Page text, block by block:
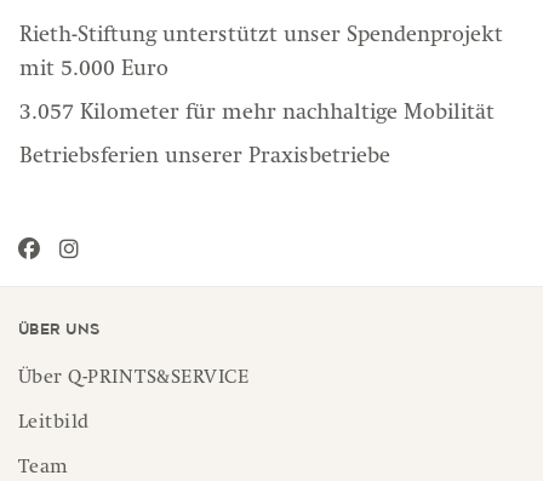
Rieth-Stiftung unterstützt unser Spendenprojekt
mit 5.000 Euro
3.057 Kilometer für mehr nachhaltige Mobilität
Betriebsferien unserer Praxisbetriebe
Über uns
Über Q-PRINTS&SERVICE
Leitbild
Team